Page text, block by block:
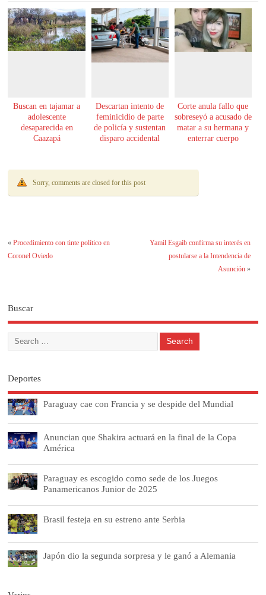
Buscan en tajamar a
adolescente
desaparecida en
Caazapá
Descartan intento de
feminicidio de parte
de policía y sustentan
disparo accidental
Corte anula fallo que
sobreseyó a acusado de
matar a su hermana y
enterrar cuerpo
Sorry, comments are closed for this post
«Procedimiento con tinte político en
Coronel Oviedo
Yamil Esgaib confirma su interés en
postularse a la Intendencia de
Asunción»
Buscar
Deportes
Paraguay cae con Francia y se despide del Mundial
Anuncian que Shakira actuará en la final de la Copa
América
Paraguay es escogido como sede de los Juegos
Panamericanos Junior de 2025
Brasil festeja en su estreno ante Serbia
Japón dio la segunda sorpresa y le ganó a Alemania